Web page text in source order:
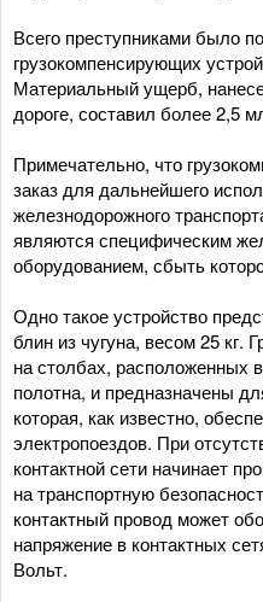
Всего преступниками было
грузокомпенсирующих
Материальный ущерб,
дороге, составил более 2,5
Примечательно, что
заказ для дальнейшего
железнодорожного
являются специфическим
оборудованием, сбыть
Одно такое устройство
блин из чугуна, весом 25 кг.
на столбах, расположенных
полотна, и предназначены
которая, как известно,
электропоездов. При
контактной сети начинает
на транспортную
контактный провод может
напряжение в контактных
Вольт.